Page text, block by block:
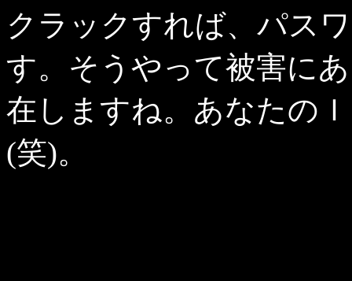
クラックすれば、パス
す。そうやって被害に
在しますね。あなたの
(笑)。